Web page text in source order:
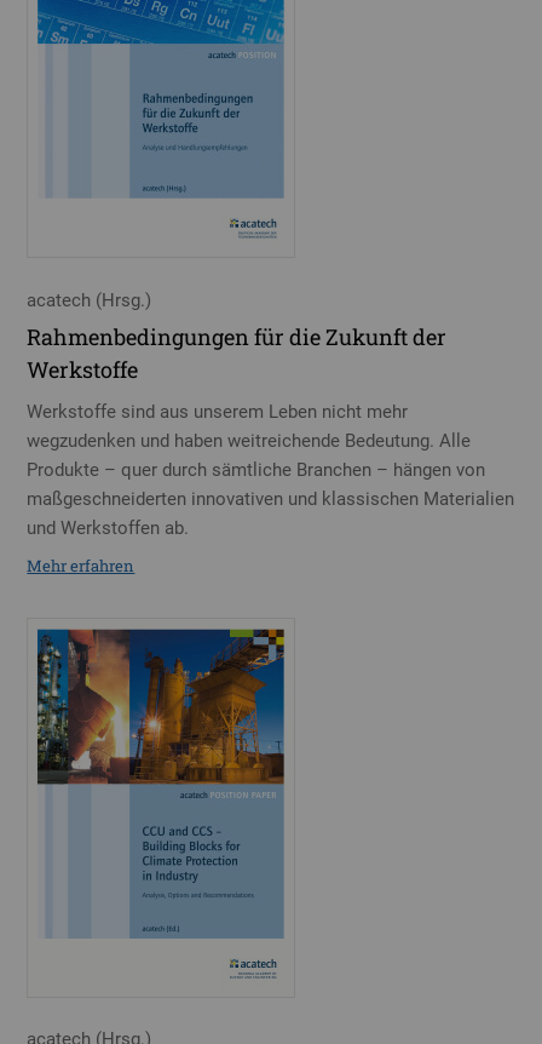
acatech (Hrsg.)
Rahmenbedingungen für die Zukunft der
Werkstoffe
Werkstoffe sind aus unserem Leben nicht mehr
wegzudenken und haben weitreichende Bedeutung. Alle
Produkte – quer durch sämtliche Branchen – hängen von
maßgeschneiderten innovativen und klassischen Materialien
und Werkstoffen ab.
Mehr erfahren
acatech (Hrsg.)